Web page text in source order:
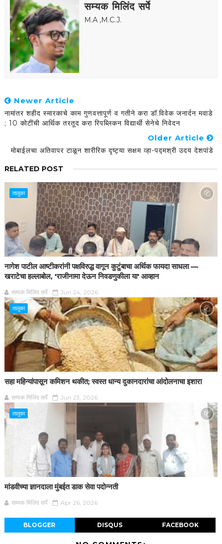
सम्यक मिलिंद सर्पे
M.A ,M.C.J.
Newer Article
नामांतर शहीद स्मारकाचे काम गुणवत्तापूर्ण व गतीने करा डॉ.विवेक जनार्दन मवाडे
; 10 कोटींची आर्थिक तरतूद करा रिपब्लिकन विद्यार्थी सेनेचे निवेदन
Older Article
मोबाईलचा अतिवापर टाळून शारीरिक दृष्ट्या सक्षम व्हा-पद्मश्री उदय देशपांडे
RELATED POST
तालुका
नागेश पाटील आष्टीकरांनी पक्षविरुद्ध वागून कुटुंबाचा अर्थिक फायदा साधला —
खराटेचा हल्लाबोल, 'राजीनामा देऊन निवडणुकीला या' आव्हान
सम्यक मिलिंद सर्पे Jun 24, 2026
तालुका
सहा महिन्यांपासून कमिशन थकीत; स्वस्त धान्य दुकानदारांचा आंदोलनाचा इशारा
सम्यक मिलिंद सर्पे Jun 23, 2026
तालुका
मांडवीच्या ज्ञानदाला मुंबईत डाक सेवा पदोन्नती
सम्यक मिलिंद सर्पे Apr 26, 2026
BLOGGER DISQUS FACEBOOK